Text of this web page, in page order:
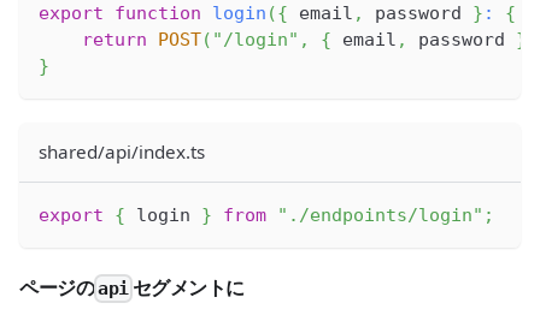
export function login ({ email , password } : {
return
POST( "/login" , { email , password }
}
shared/api/index.ts
export { login } from "./endpoints/login" ;
ページのapi セグメントに